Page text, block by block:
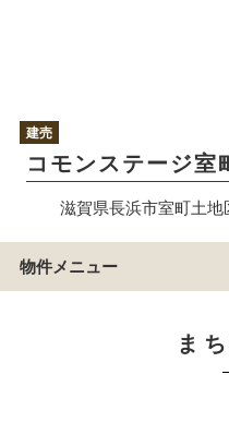
建売
コモンステージ
滋賀県長浜市室町土
物件メニュー
TO
P
プ
ラ
画
情
報
ま